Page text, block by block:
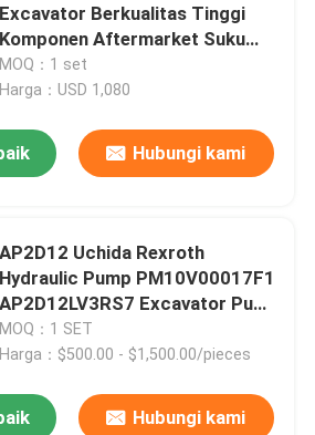
Excavator Berkualitas Tinggi
Komponen Aftermarket Suku
Cadang Mesin
MOQ：1 set
Harga：USD 1,080
Hubungi kami
AP2D12 Uchida Rexroth
Hydraulic Pump PM10V00017F1
AP2D12LV3RS7 Excavator Pump
Assy
MOQ：1 SET
Harga：$500.00 - $1,500.00/pieces
Hubungi kami